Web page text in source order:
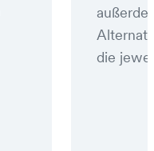
die